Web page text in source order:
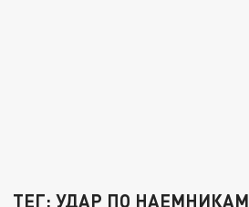
ТЕГ: УДАР ПО НАЕМНИКАМ